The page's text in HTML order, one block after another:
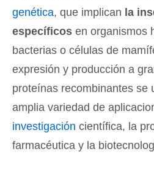
genética, que implican la
específicos en organismos
bacterias o células de
expresión y producción a
proteínas recombinantes se
amplia variedad de
investigación científica, la
farmacéutica y la